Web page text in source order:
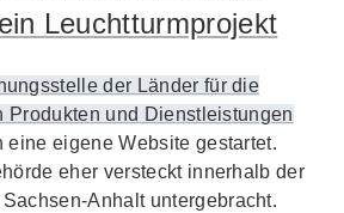
Leuchtturmprojekt
der Länder für die
Produkten und Dienstleistungen
eine eigene Website gestartet.
eher versteckt innerhalb der
Anhalt untergebracht.